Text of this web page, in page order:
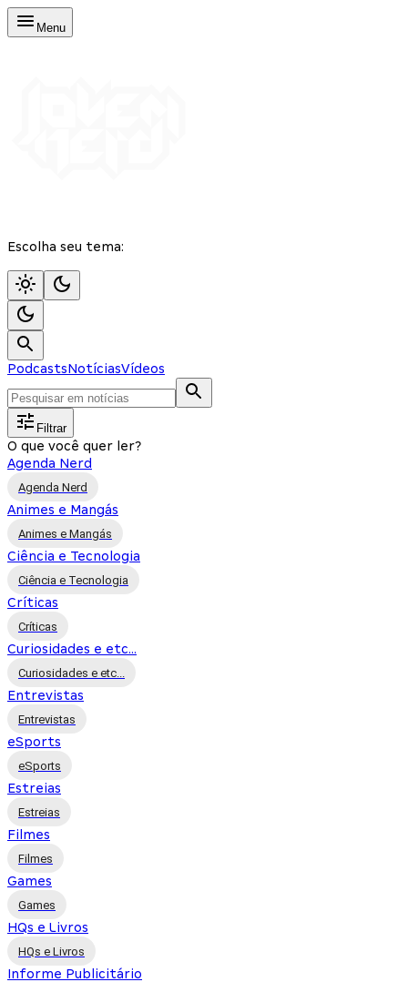
Menu
Escolha seu tema:
PodcastsNotíciasVídeos
Filtrar
O que você quer ler?
Agenda Nerd
Agenda Nerd
Animes e Mangás
Animes e Mangás
Ciência e Tecnologia
Ciência e Tecnologia
Críticas
Críticas
Curiosidades e etc...
Curiosidades e etc...
Entrevistas
Entrevistas
eSports
eSports
Estreias
Estreias
Filmes
Filmes
Games
Games
HQs e Livros
HQs e Livros
Informe Publicitário